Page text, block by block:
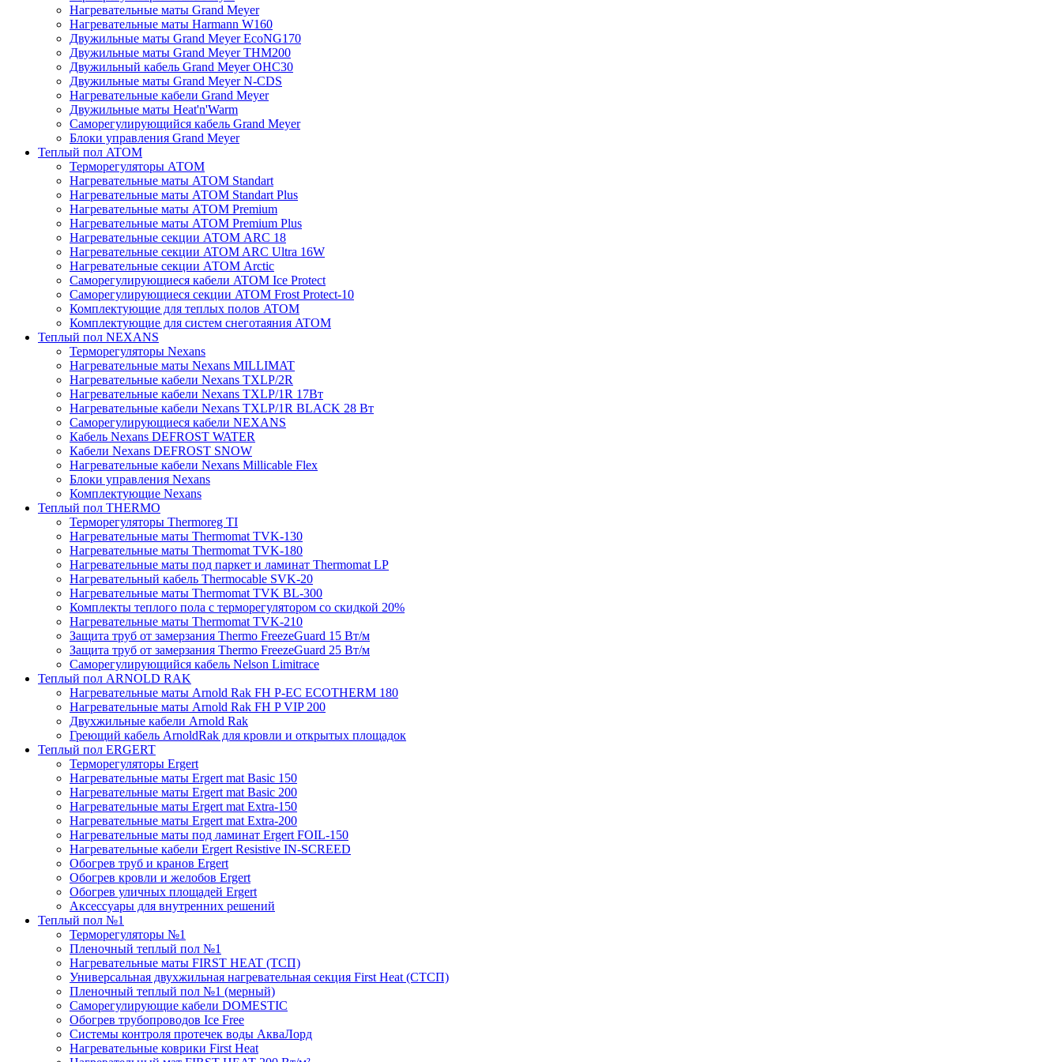
Нагревательные маты Grand Meyer
Нагревательные маты Harmann W160
Двужильные маты Grand Meyer EcoNG170
Двужильные маты Grand Meyer THM200
Двужильный кабель Grand Meyer OHC30
Двужильные маты Grand Meyer N-CDS
Нагревательные кабели Grand Meyer
Двужильные маты Heat'n'Warm
Саморегулирующийся кабель Grand Meyer
Блоки управления Grand Meyer
Теплый пол ATOM
Терморегуляторы АТОМ
Нагревательные маты АТОМ Standart
Нагревательные маты АТОМ Standart Plus
Нагревательные маты АТОМ Premium
Нагревательные маты АТОМ Premium Plus
Нагревательные секции АТОМ ARC 18
Нагревательные секции ATOM ARC Ultra 16W
Нагревательные секции АТОМ Arctic
Саморегулирующиеся кабели ATOM Ice Protect
Саморегулирующиеся секции ATOM Frost Protect-10
Комплектующие для теплых полов ATOM
Комплектующие для систем снеготаяния ATOM
Теплый пол NEXANS
Терморегуляторы Nexans
Нагревательные маты Nexans MILLIMAT
Нагревательные кабели Nexans TXLP/2R
Нагревательные кабели Nexans TXLP/1R 17Вт
Нагревательные кабели Nexans TXLP/1R BLACK 28 Вт
Саморегулирующиеся кабели NEXANS
Кабель Nexans DEFROST WATER
Кабели Nexans DEFROST SNOW
Нагревательные кабели Nexans Millicable Flex
Блоки управления Nexans
Комплектующие Nexans
Теплый пол THERMO
Терморегуляторы Thermoreg TI
Нагревательные маты Thermomat TVK-130
Нагревательные маты Thermomat TVK-180
Нагревательные маты под паркет и ламинат Thermomat LP
Нагревательный кабель Thermocable SVK-20
Нагревательные маты Thermomat TVK BL-300
Комплекты теплого пола с терморегулятором со скидкой 20%
Нагревательные маты Thermomat TVK-210
Защита труб от замерзания Thermo FreezeGuard 15 Вт/м
Защита труб от замерзания Thermo FreezeGuard 25 Вт/м
Саморегулирующийся кабель Nelson Limitrace
Теплый пол ARNOLD RAK
Нагревательные маты Arnold Rak FH P-EC ECOTHERM 180
Нагревательные маты Arnold Rak FH P VIP 200
Двухжильные кабели Arnold Rak
Греющий кабель ArnoldRak для кровли и открытых площадок
Теплый пол ERGERT
Терморегуляторы Ergert
Нагревательные маты Ergert mat Basic 150
Нагревательные маты Ergert mat Basic 200
Нагревательные маты Ergert mat Extra-150
Нагревательные маты Ergert mat Extra-200
Нагревательные маты под ламинат Ergert FOIL-150
Нагревательные кабели Ergert Resistive IN-SCREED
Обогрев труб и кранов Ergert
Обогрев кровли и желобов Ergert
Обогрев уличных площадей Ergert
Аксессуары для внутренних решений
Теплый пол №1
Терморегуляторы №1
Пленочный теплый пол №1
Нагревательные маты FIRST HEAT (ТСП)
Универсальная двухжильная нагревательная секция First Heat (СТСП)
Пленочный теплый пол №1 (мерный)
Саморегулирующие кабели DOMESTIC
Обогрев трубопроводов Ice Free
Системы контроля протечек воды АкваЛорд
Нагревательные коврики First Heat